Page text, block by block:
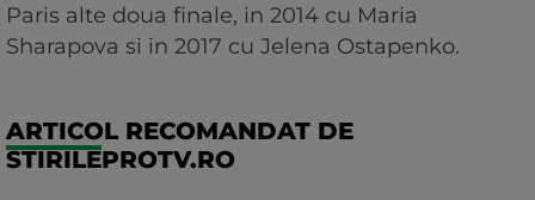
Paris alte doua finale, in 2014 cu Maria
Sharapova si in 2017 cu Jelena Ostapenko.
ARTICOL RECOMANDAT DE
STIRILEPROTV.RO